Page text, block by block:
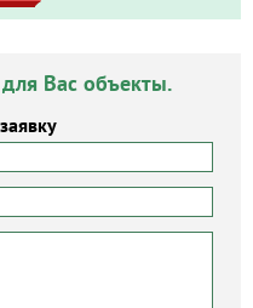
Вас объекты.